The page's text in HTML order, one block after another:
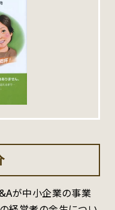
が中小企業の事業